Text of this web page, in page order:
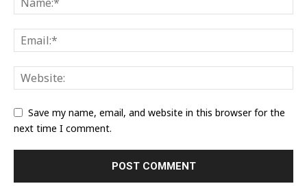
Save my name, email, and website in this browser for the
next time I comment.